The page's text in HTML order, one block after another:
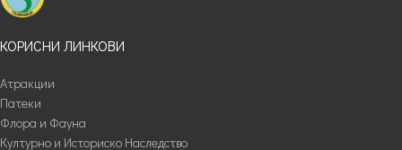
КОРИСНИ ЛИНКОВИ
Атракции
Патеки
Флора и Фауна
Културно и Историско Наследство